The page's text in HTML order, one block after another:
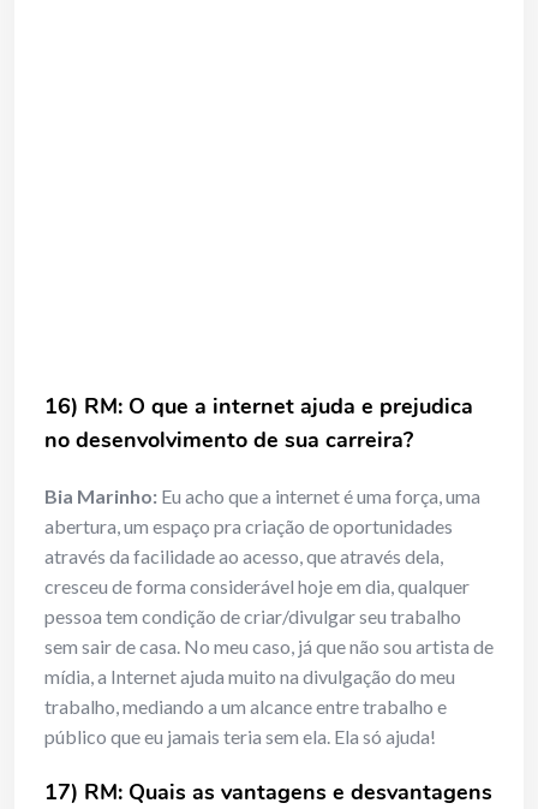
16) RM: O que a internet ajuda e prejudica
no desenvolvimento de sua carreira?
Bia Marinho: Eu acho que a internet é uma força, uma
abertura, um espaço pra criação de oportunidades
através da facilidade ao acesso, que através dela,
cresceu de forma considerável hoje em dia, qualquer
pessoa tem condição de criar/divulgar seu trabalho
sem sair de casa. No meu caso, já que não sou artista de
mídia, a Internet ajuda muito na divulgação do meu
trabalho, mediando a um alcance entre trabalho e
público que eu jamais teria sem ela. Ela só ajuda!
17) RM: Quais as vantagens e desvantagens